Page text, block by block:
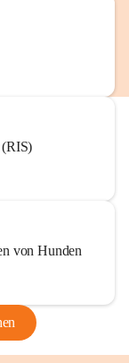
(RIS)
von Hunden